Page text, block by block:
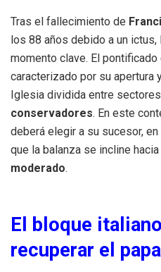
Tras el fallecimiento de
los 88 años debido a un
momento clave. El pontificado
caracterizado por su apertura
Iglesia dividida entre sectores
conservadores. En este
deberá elegir a su sucesor,
que la balanza se incline
moderado.
El bloque
recuperar el